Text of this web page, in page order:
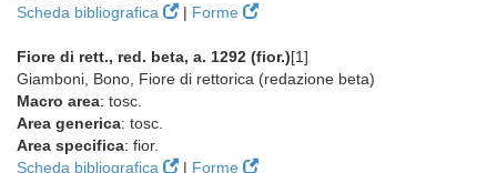
Scheda bibliografica
| Forme
Fiore di rett., red. beta, a. 1292 (fior.)[1]
Giamboni, Bono, Fiore di rettorica (redazione beta)
Macro area: tosc.
Area generica: tosc.
Area specifica: fior.
Scheda bibliografica
| Forme